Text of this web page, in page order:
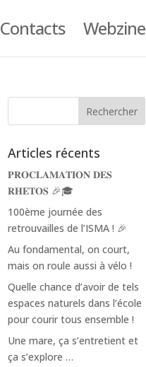
Contacts Webzine
Articles récents
𝐏𝐑𝐎𝐂𝐋𝐀𝐌𝐀𝐓𝐈𝐎𝐍 𝐃𝐄𝐒
𝐑𝐇𝐄𝐓𝐎𝐒 🎉🎓
100ème journée des
retrouvailles de l’ISMA ! 🎉
Au fondamental, on court,
mais on roule aussi à vélo !
Quelle chance d’avoir de tels
espaces naturels dans l’école
pour courir tous ensemble !
Une mare, ça s’entretient et
ça s’explore …